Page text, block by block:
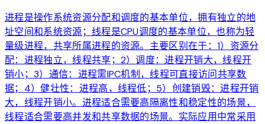
进程是操作系统资源分配和调度的基本单位，拥有独立的地
址空间和系统资源；线程是CPU调度的基本单位，也称为轻
量级进程，共享所属进程的资源。主要区别在于：1）资源分
配：进程独立，线程共享；2）调度：进程开销大，线程开
销小；3）通信：进程需IPC机制，线程可直接访问共享数
据；4）健壮性：进程高，线程低；5）创建销毁：进程开销
大，线程开销小。进程适合需要高隔离性和稳定性的场景，
线程适合需要高并发和共享数据的场景。实际应用中常采用